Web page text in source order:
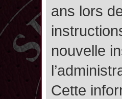
ans lors
nouvelle
Cette